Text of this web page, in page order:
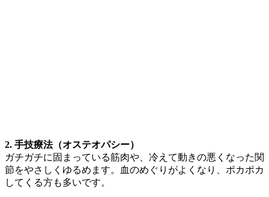
2. 手技療法（オステオパシー）
ガチガチに固まっている筋肉や、冷えて動きの悪くなった関
節をやさしくゆるめます。血のめぐりがよくなり、ポカポカ
してくる方も多いです。